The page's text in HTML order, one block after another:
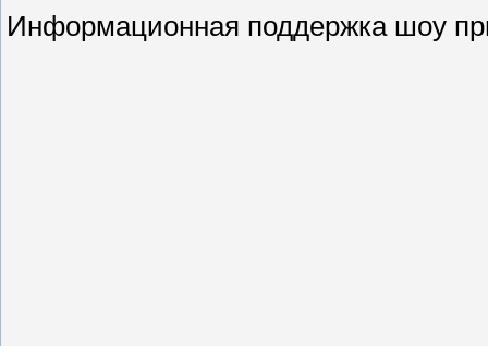
Информационная поддержка шоу